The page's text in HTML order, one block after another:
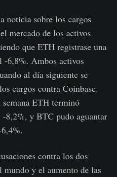
noticia sobre los cargos
mercado de los activos
que ETH registrase una
6,8%. Ambos activos
al día siguiente se
cargos contra Coinbase.
ETH terminó
-8,2%, y BTC pudo aguantar
contra los dos
mundo y el aumento de las